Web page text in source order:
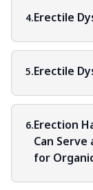
4.Erectile
5.Erectile
6.Erection
Can Serve
for